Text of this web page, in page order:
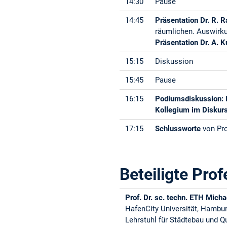
14:45
Präsentation Dr. R.
räumlichen.
Präsentation Dr. A.
15:15 Diskussion
15:45 Pause
16:15
Podiumsdiskussion:
Kollegium im
17:15 Schlussworte von
Beteiligte
Prof. Dr. sc. techn. ETH
HafenCity Universität,
Lehrstuhl für Städtebau und